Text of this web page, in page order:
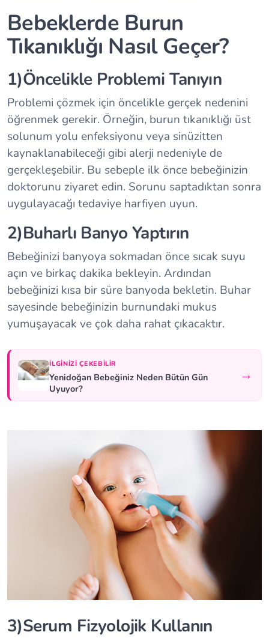
Bebeklerde Burun
Tıkanıklığı Nasıl Geçer?
1)Öncelikle Problemi Tanıyın
Problemi çözmek için öncelikle gerçek nedenini
öğrenmek gerekir. Örneğin, burun tıkanıklığı üst
solunum yolu enfeksiyonu veya sinüzitten
kaynaklanabileceği gibi alerji nedeniyle de
gerçekleşebilir. Bu sebeple ilk önce bebeğinizin
doktorunu ziyaret edin. Sorunu saptadıktan sonra
uygulayacağı tedaviye harfiyen uyun.
2)Buharlı Banyo Yaptırın
Bebeğinizi banyoya sokmadan önce sıcak suyu
açın ve birkaç dakika bekleyin. Ardından
bebeğinizi kısa bir süre banyoda bekletin. Buhar
sayesinde bebeğinizin burnundaki mukus
yumuşayacak ve çok daha rahat çıkacaktır.
İLGINIZI ÇEKEBILIR
Yenidoğan Bebeğiniz Neden Bütün Gün
Uyuyor?
→
3)Serum Fizyolojik Kullanın